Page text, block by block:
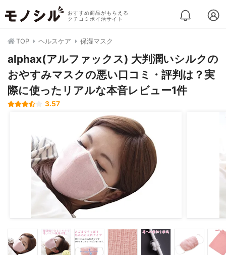
おすすめ商品がもらえる
クチコミポイ活サイト
TOP ヘルスケア 保湿マスク
alphax(アルファックス) 大判潤いシルクの
おやすみマスクの悪い口コミ・評判は？実
際に使ったリアルな本音レビュー1件
3.57